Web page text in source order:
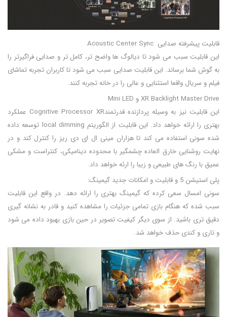
قابلیت پیشرفته صدایی Acoustic Center Sync
این قابلیت سبب می شود تا دیالوگ ها واضح تر، کامل تر و صدایی فراگیرتر را
به گوش شما برساند. این قابلیت صدایی سبب می شود تا کاربران تجربه تماشای
فیلم و سریال واقعا استثنایی و عالی را در خانه تجربه کنند.
XR Backlight Master Drive و Mini LED
این قابلیت نیز به وسیله پردازنده قدرتمندCognitive Processor XR عملکرد
بهتری را ارائه خواهد داد. این قابلیت از الگوریتم local dimming توسعه داده
شده سونی استفاده می کند تا هزاران مینی ال ای دی ریز را کنترل کند و در
نهایت روشنایی خارق العاده چشمگیر با محدوده دینامیکی، کنتراست و مشکی
عمیق با رنگ های طبیعی و زیبا را ارئه خواهد داد.
پلی استیشن 5 و قابلیت و امکانات جدید گیمینگ:
سونی امسال سعی کرده که گیمینگ بهتری را ارائه دهد. در واقع این قابلیت
سبب شده که هنگام بازی تمامی جزئیات را مشاهده کنید و قادر به نشانه گیری
دقیق تری باشید. از سوی دیگر کیفیت تصویر در حین بازی بهبود داده می شود
و تاری و کندی حذف خواهد شد.